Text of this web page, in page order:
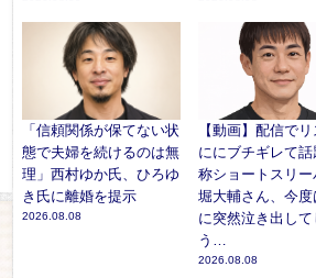
「信頼関係が保てない状
態で夫婦を続けるのは無
理」西村ゆか氏、ひろゆ
き氏に離婚を提示
2026.08.08
【動画】配信で
ににブチギレて話
称ショートスリー
堀大輔さん、今度
に突然泣き出して
う…
2026.08.08